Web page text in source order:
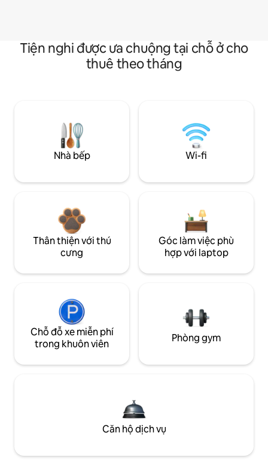
Tiện nghi được ưa chuộng tại chỗ ở cho
thuê theo tháng
Nhà bếp Wi-fi
Thân thiện với thú
cưng
Góc làm việc phù
hợp với laptop
Chỗ đỗ xe miễn phí
trong khuôn viên
Phòng gym
Căn hộ dịch vụ